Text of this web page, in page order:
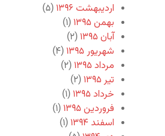
اردیبهشت ۱۳۹۶
(۵)
بهمن ۱۳۹۵
(۱)
آبان ۱۳۹۵
(۲)
شهریور ۱۳۹۵
(۴)
مرداد ۱۳۹۵
(۲)
تیر ۱۳۹۵
(۲)
خرداد ۱۳۹۵
(۱)
فروردین ۱۳۹۵
(۱)
اسفند ۱۳۹۴
(۱)